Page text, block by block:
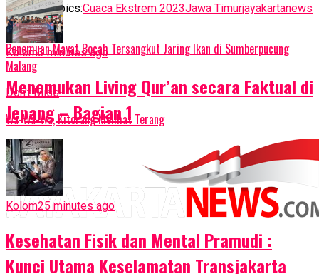
Related Topics:Cuaca Ekstrem 2023Jawa Timurjayakartanews
Up Next
Penemuan Mayat Bocah Tersangkut Jaring Ikan di Sumberpucung
Malang
Don't Miss
Wa-Wa-Wa, Kitorang Melihat Terang
Kolom3 minutes ago
Menemukan Living Qur’an secara Faktual di
Jepang – Bagian 1
Kolom25 minutes ago
Kesehatan Fisik dan Mental Pramudi :
Kunci Utama Keselamatan Transjakarta